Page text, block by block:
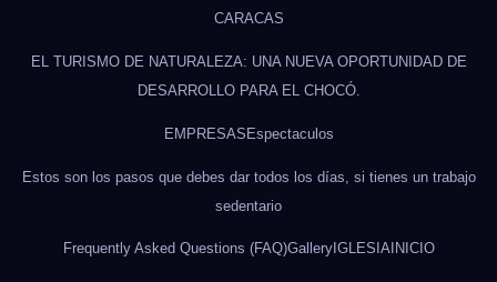
CARACAS
EL TURISMO DE NATURALEZA: UNA NUEVA OPORTUNIDAD DE
DESARROLLO PARA EL CHOCÓ.
EMPRESAS Espectaculos
Estos son los pasos que debes dar todos los días, si tienes un trabajo
sedentario
Frequently Asked Questions (FAQ)GalleryIGLESIAINICIO